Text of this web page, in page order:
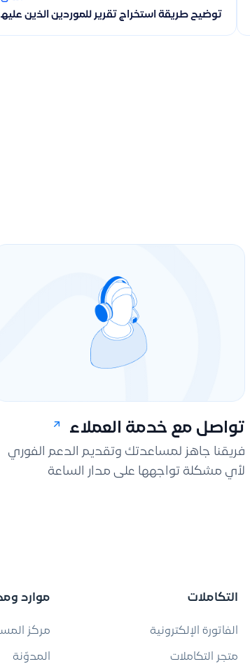
توضيح طريقة استخراج تقرير للموردين الذين
تواصل مع خدمة العملاء
فريقنا جاهز لمساعدتك وتقديم الدعم الفوري
لأي مشكلة تواجهها على مدار الساعة
التكاملات
الفاتورة الإلكترونية
متجر التكاملات
موارد
مركز
المدوّنة